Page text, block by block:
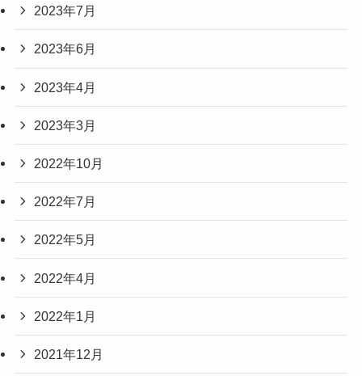
2023年7月
2023年6月
2023年4月
2023年3月
2022年10月
2022年7月
2022年5月
2022年4月
2022年1月
2021年12月